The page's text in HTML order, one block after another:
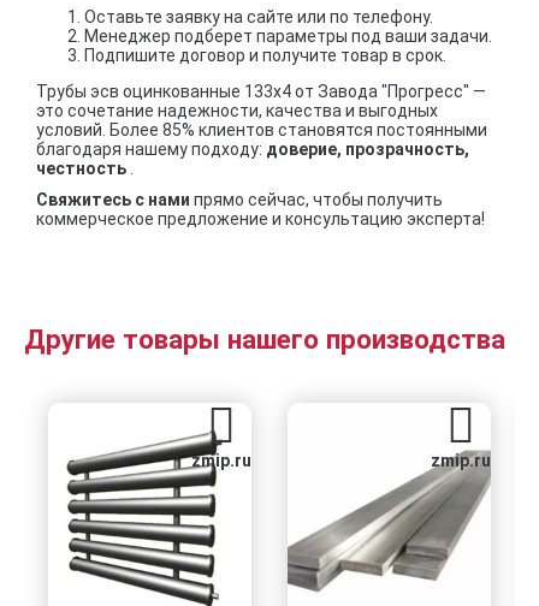
Оставьте заявку на сайте или по телефону.
Менеджер подберет параметры под ваши задачи.
Подпишите договор и получите товар в срок.
Трубы эсв оцинкованные 133х4 от Завода "Прогресс" —
это сочетание надежности, качества и выгодных
условий. Более 85% клиентов становятся постоянными
благодаря нашему подходу: доверие, прозрачность,
честность
Свяжитесь с нами прямо сейчас, чтобы получить
коммерческое предложение и консультацию эксперта!
Другие товары нашего производства
zmip.ru zmip.ru